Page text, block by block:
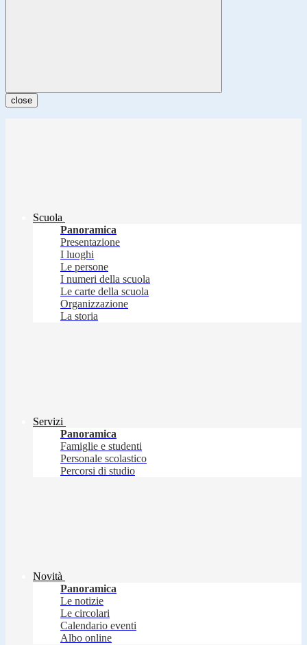
close
Scuola
Panoramica
Presentazione
I luoghi
Le persone
I numeri della scuola
Le carte della scuola
Organizzazione
La storia
Servizi
Panoramica
Famiglie e studenti
Personale scolastico
Percorsi di studio
Novità
Panoramica
Le notizie
Le circolari
Calendario eventi
Albo online